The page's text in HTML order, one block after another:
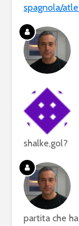
spagnola/
shalke,gol?
partita che